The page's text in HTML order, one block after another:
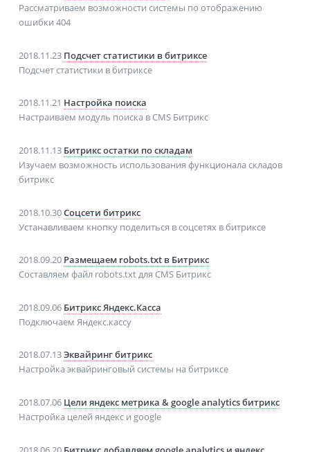
Рассматриваем возможности системы по отображению
ошибки 404
2018.11.23 Подсчет статистики в битриксе
Подсчет статистики в битриксе
2018.11.21 Настройка поиска
Настраиваем модуль поиска в CMS Битрикс
2018.11.13 Битрикс остатки по складам
Изучаем возможность использования функционала складов
битрикс
2018.10.30Соцсети битрикс
Устанавливаем кнопку поделиться в соцсетях в битриксе
2018.09.20 Размещаем robots.txt в Битрикс
Составляем файл robots.txt для CMS Битрикс
2018.09.06 Битрикс Яндекс.Касса
Подключаем Яндекс.кассу
2018.07.13Эквайринг битрикс
Настройка эквайринговый системы на битриксе
2018.07.06 Цели яндекс метрика & google analytics битрикс
Настройка целей яндекс и google